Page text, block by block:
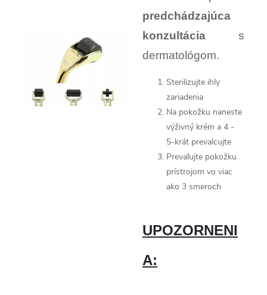
predchádzajúca
konzultácia s
dermatológom.
Sterilizujte ihly
zariadenia
Na pokožku naneste
výživný krém a 4 -
5-krát prevalcujte
Prevaľujte pokožku
prístrojom vo viac
ako 3 smeroch
UPOZORNENI
A: